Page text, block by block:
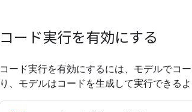
コード実行を有効にする
コード実行を有効にするには、モデルでコ
り、モデルはコードを生成して実行できるよ